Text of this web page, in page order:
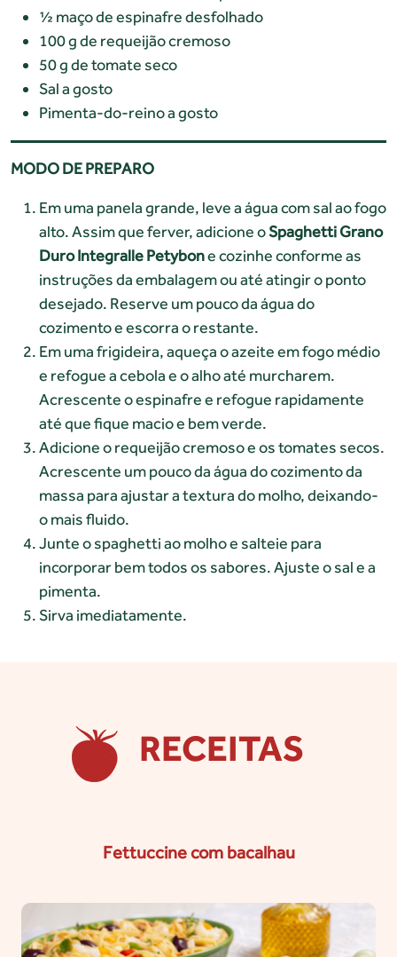
½ maço de espinafre desfolhado
100 g de requeijão cremoso
50 g de tomate seco
Sal a gosto
Pimenta-do-reino a gosto
MODO DE PREPARO
Em uma panela grande, leve a água com sal ao fogo
alto. Assim que ferver, adicione oSpaghetti Grano
Duro Integralle Petybone cozinhe conforme as
instruções da embalagem ou até atingir o ponto
desejado. Reserve um pouco da água do
cozimento e escorra o restante.
Em uma frigideira, aqueça o azeite em fogo médio
e refogue a cebola e o alho até murcharem.
Acrescente o espinafre e refogue rapidamente
até que fique macio e bem verde.
Adicione o requeijão cremoso e os tomates secos.
Acrescente um pouco da água do cozimento da
massa para ajustar a textura do molho, deixando-
o mais fluido.
Junte o spaghetti ao molho e salteie para
incorporar bem todos os sabores. Ajuste o sal e a
pimenta.
Sirva imediatamente.
RECEITAS
Fettuccine com bacalhau